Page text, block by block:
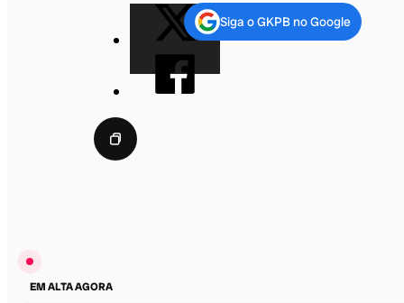
Siga o GKPB no Google
EM ALTA AGORA